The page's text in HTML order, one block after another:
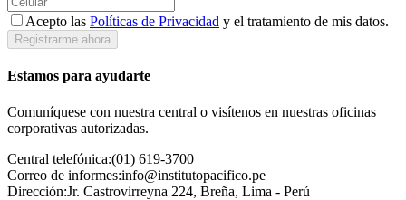
Acepto las Políticas de Privacidad y el tratamiento de mis datos.
Registrarme ahora
Estamos para ayudarte
Comuníquese con nuestra central o visítenos en nuestras oficinas
corporativas autorizadas.
Central telefónica:(01) 619-3700
Correo de informes:info@institutopacifico.pe
Dirección:Jr. Castrovirreyna 224, Breña, Lima - Perú